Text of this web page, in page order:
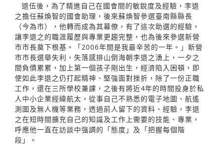
退伍後，為了精進自己在國會間的敏銳度及經驗，李退
之擔任蘇煥智的國會助理，後來蘇煥智參選臺南縣縣長
（今為市），他轉而成為其幕僚，有了這次助選的經驗，
讓李退之的職涯履歷與專業更趨完整，也為後來參選新營
市市長奠下根基。「2006年間是我最辛苦的一年。」新營
市市長選舉失利，失落感排山倒海朝李退之湧上，一夕之
間負債累累，加上第一個孩子剛出生，經濟陷入困頓，即
使如此李退之仍打起精神、堅強面對挫折，除了一份正職
工作，還在三所學校兼課，之後有將近4年的時間投身於私
人中小企業經緯航太，從事自己不熟悉的電子地圖、航遙
測圖及無人機等業務，透過前人留下的資料、經驗，李退
之在短時間擴充自己的知識及工作上需要的技能、專業，
呼應他一直在訪談中強調的「態度」及「把握每個階
段」。